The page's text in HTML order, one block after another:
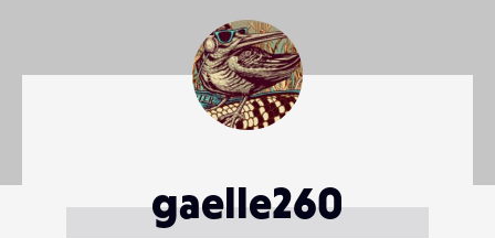
gaelle260